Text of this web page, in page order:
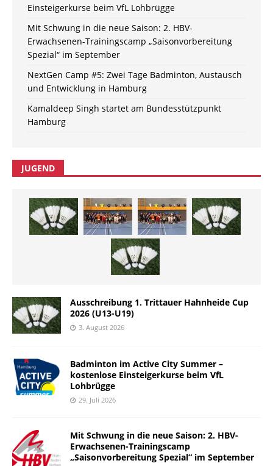
Einsteigerkurse beim VfL Lohbrügge
Mit Schwung in die neue Saison: 2. HBV-
Erwachsenen-Trainingscamp „Saisonvorbereitung
Spezial“ im September
NextGen Camp #5: Zwei Tage Badminton, Austausch
und Entwicklung in Hamburg
Kamaldeep Singh startet am Bundesstützpunkt
Hamburg
JUGEND
Ausschreibung 1. Trittauer Hahnheide Cup
2026 (U13-U19)
3. August 2026
Badminton im Active City Summer –
kostenlose Einsteigerkurse beim VfL
Lohbrügge
29. Juli 2026
Mit Schwung in die neue Saison: 2. HBV-
Erwachsenen-Trainingscamp
„Saisonvorbereitung Spezial“ im September